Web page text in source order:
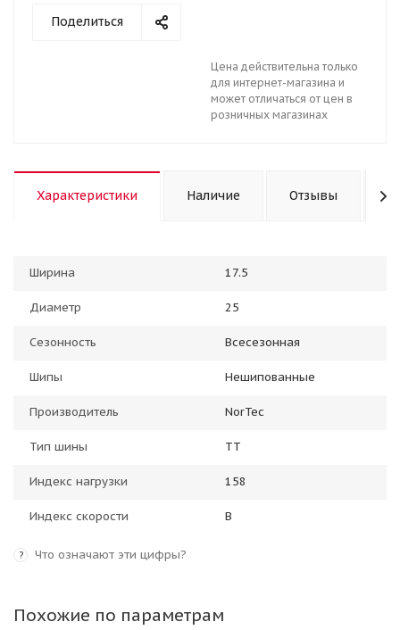
Поделиться
Цена действительна только
для интернет-магазина и
может отличаться от цен в
розничных магазинах
Характеристики Наличие Отзывы
Ширина 17.5
Диаметр 25
Сезонность Всесезонная
Шипы Нешипованные
Производитель NorTec
Тип шины TT
Индекс нагрузки 158
Индекс скорости B
? Что означают эти цифры?
Похожие по параметрам